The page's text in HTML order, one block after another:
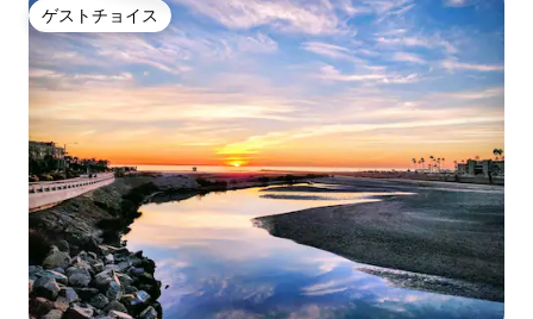
ゲストチョイス
ゲストチョイス